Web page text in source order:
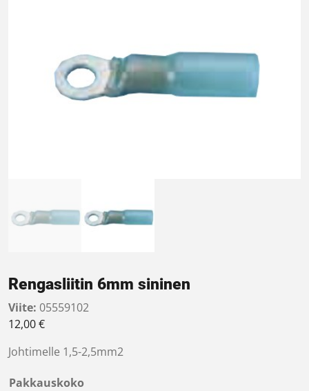
Rengasliitin 6mm sininen
Viite: 05559102
12,00€
Johtimelle 1,5-2,5mm2
Pakkauskoko